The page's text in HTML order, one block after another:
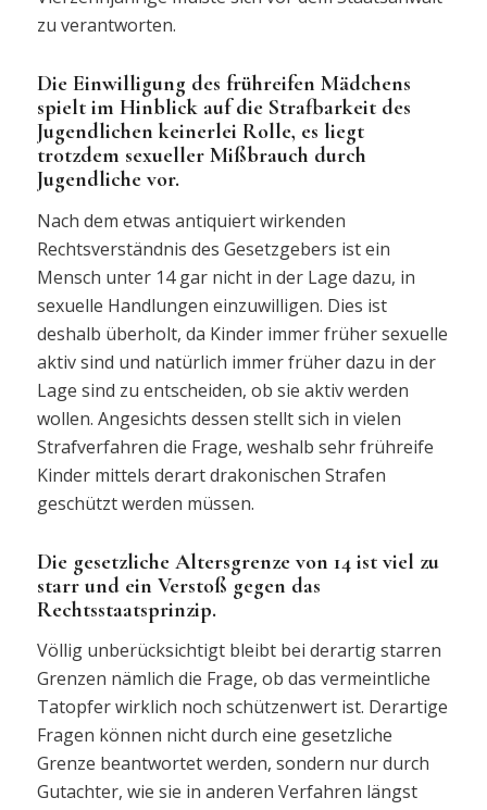
zu verantworten.
Die Einwilligung des frühreifen Mädchens
spielt im Hinblick auf die Strafbarkeit des
Jugendlichen keinerlei Rolle, es liegt
trotzdem sexueller Mißbrauch durch
Jugendliche vor.
Nach dem etwas antiquiert wirkenden
Rechtsverständnis des Gesetzgebers ist ein
Mensch unter 14 gar nicht in der Lage dazu, in
sexuelle Handlungen einzuwilligen. Dies ist
deshalb überholt, da Kinder immer früher sexuelle
aktiv sind und natürlich immer früher dazu in der
Lage sind zu entscheiden, ob sie aktiv werden
wollen. Angesichts dessen stellt sich in vielen
Strafverfahren die Frage, weshalb sehr frühreife
Kinder mittels derart drakonischen Strafen
geschützt werden müssen.
Die gesetzliche Altersgrenze von 14 ist viel zu
starr und ein Verstoß gegen das
Rechtsstaatsprinzip.
Völlig unberücksichtigt bleibt bei derartig starren
Grenzen nämlich die Frage, ob das vermeintliche
Tatopfer wirklich noch schützenwert ist. Derartige
Fragen können nicht durch eine gesetzliche
Grenze beantwortet werden, sondern nur durch
Gutachter, wie sie in anderen Verfahren längst